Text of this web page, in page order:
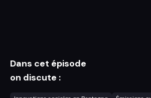
Dans cet épisode
on discute :